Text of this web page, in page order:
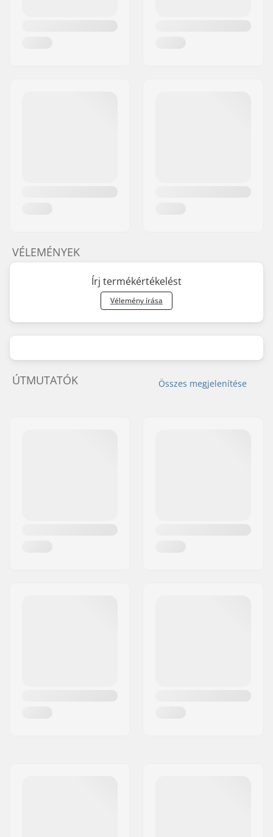
VÉLEMÉNYEK
Írj termékértékelést
Vélemény írása
Összes megjelenítése
ÚTMUTATÓK